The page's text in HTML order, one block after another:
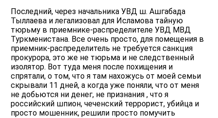
Последний, через начальника УВД ш. Ашгабада
Тыллаева и легализовал для Исламова тайную
тюрьму в приемнике-распределителе УВД МВД
Туркменистана. Все очень просто, для помещения в
приемник-распределитель не требуется санкция
прокурора, это же не тюрьма и не следственный
изолятор. Вот туда меня после похищения и
спрятали, о том, что я там нахожусь от моей семьи
скрывали 11 дней, а когда уже поняли, что от меня
не добьются ни денег, не признания , что я
российский шпион, чеченский террорист, убийца и
просто мошенник, решили просто помучить